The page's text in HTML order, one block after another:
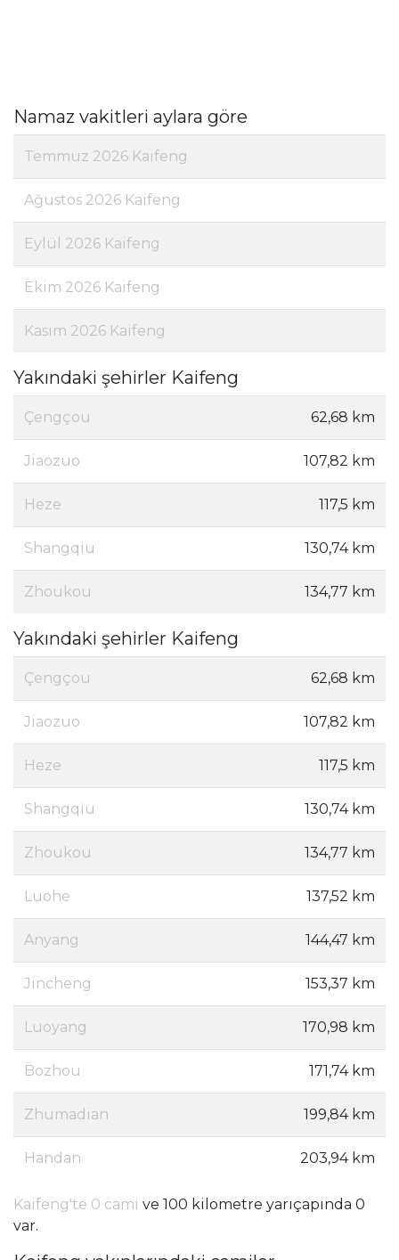
Namaz vakitleri aylara göre
Temmuz 2026 Kaifeng
Ağustos 2026 Kaifeng
Eylül 2026 Kaifeng
Ekim 2026 Kaifeng
Kasım 2026 Kaifeng
Yakındaki şehirler Kaifeng
Çengçou 62,68 km
Jiaozuo 107,82 km
Heze 117,5 km
Shangqiu 130,74 km
Zhoukou 134,77 km
Yakındaki şehirler Kaifeng
Çengçou 62,68 km
Jiaozuo 107,82 km
Heze 117,5 km
Shangqiu 130,74 km
Zhoukou 134,77 km
Luohe 137,52 km
Anyang 144,47 km
Jincheng 153,37 km
Luoyang 170,98 km
Bozhou 171,74 km
Zhumadian 199,84 km
Handan 203,94 km
Kaifeng'te 0 cami ve 100 kilometre yarıçapında 0
var.